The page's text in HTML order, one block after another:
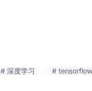
    tf
.config
# 深度学习 # tensorflow